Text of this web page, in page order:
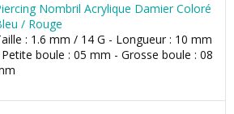
Nombril Acrylique Damier Coloré
/ Rouge
: 1.6 mm / 14 G - Longueur : 10 mm
boule : 05 mm - Grosse boule : 08